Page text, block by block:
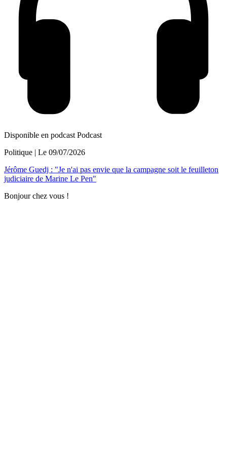
Disponible en podcast Podcast
Politique | Le 09/07/2026
Jérôme Guedj : "Je n'ai pas envie que la campagne soit le feuilleton
judiciaire de Marine Le Pen"
Bonjour chez vous !